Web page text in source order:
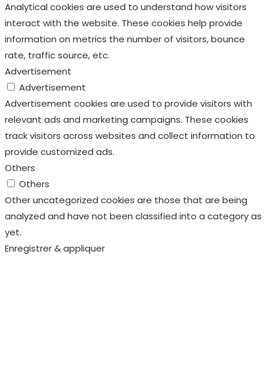
Analytical cookies are used to understand how visitors
interact with the website. These cookies help provide
information on metrics the number of visitors, bounce
rate, traffic source, etc.
Advertisement
Advertisement
Advertisement cookies are used to provide visitors with
relevant ads and marketing campaigns. These cookies
track visitors across websites and collect information to
provide customized ads.
Others
Others
Other uncategorized cookies are those that are being
analyzed and have not been classified into a category as
yet.
Enregistrer & appliquer